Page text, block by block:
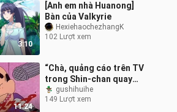
3:10
[Anh em nhà Huanong]
Bàn của Valkyrie
HexiehaochezhangK
102 Lượt xem
11:24
“Chà, quảng cáo trên TV
trong Shin‑chan quay
đỉnh quá! Coi như xem
phim bom tấn luôn, kịch
gushihuihe
149 Lượt xem